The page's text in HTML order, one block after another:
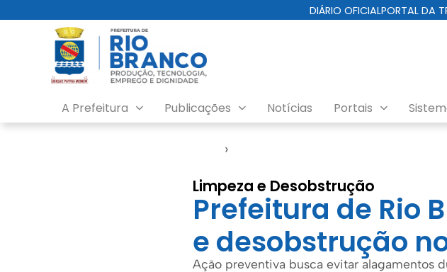
DIÁRIO OFICIALPORTAL DA
A Prefeitura Publicações Notícias Portais
›
Limpeza e Desobstrução
Prefeitura de Rio
e desobstrução
Ação preventiva busca evitar alagamentos